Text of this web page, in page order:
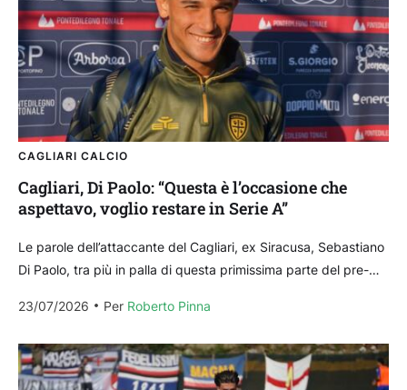
CAGLIARI CALCIO
Cagliari, Di Paolo: “Questa è l’occasione che
aspettavo, voglio restare in Serie A”
Le parole dell’attaccante del Cagliari, ex Siracusa, Sebastiano
Di Paolo, tra più in palla di questa primissima parte del pre-
23/07/2026
Per Roberto Pinna